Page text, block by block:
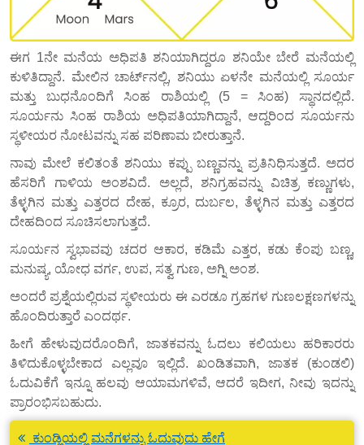
ಈಗ 1ನೇ ಮನೆಯ ಅಧಿಪತಿ ಶನಿಯಾಗಿದ್ದರೂ ಶನಿಯೇ ಬೇರೆ ಮನೆಯಲ್ಲಿ
ಕುಳಿತಿದ್ದಾನೆ. ಮೇಲಿನ ಚಾರ್ಟ್‌ನಲ್ಲಿ, ಶನಿಯು ಏಳನೇ ಮನೆಯಲ್ಲಿ ಸೂರ್ಯ
ಮತ್ತು ಬುಧನೊಂದಿಗೆ ಸಿಂಹ ರಾಶಿಯಲ್ಲಿ (5 = ಸಿಂಹ) ಸ್ಥಾನದಲ್ಲಿದೆ.
ಸೂರ್ಯನು ಸಿಂಹ ರಾಶಿಯ ಅಧಿಪತಿಯಾಗಿದ್ದಾನೆ, ಆದ್ದರಿಂದ ಸೂರ್ಯನು
ಸ್ಥಳೀಯರ ನೋಟವನ್ನು ಸಹ ಪರಿಣಾಮ ಬೀರುತ್ತಾನೆ.
ನಾವು ಮೇಲೆ ಕಲಿತಂತೆ ಶನಿಯು ಕಪ್ಪು ಬಣ್ಣವನ್ನು ಪ್ರತಿನಿಧಿಸುತ್ತದೆ. ಅದರ
ಹೆಸರಿಗೆ ಗಾಳಿಯ ಅಂಶವಿದೆ. ಅಲ್ಲದೆ, ಶನಿಗ್ರಹವನ್ನು ವಿಚಿತ್ರ ಕಣ್ಣುಗಳು,
ತೆಳ್ಳಗಿನ ಮತ್ತು ಎತ್ತರದ ದೇಹ, ಕ್ರೂರ, ದುರ್ಬಲ, ತೆಳ್ಳಗಿನ ಮತ್ತು ಎತ್ತರದ
ದೇಹದಿಂದ ಸೂಚಿಸಲಾಗುತ್ತದೆ.
ಸೂರ್ಯನ ಸ್ವಭಾವವು ಚದರ ಆಕಾರ, ಕಡಿಮೆ ಎತ್ತರ, ಕಡು ಕೆಂಪು ಬಣ್ಣ,
ಮನುಷ್ಯ, ಯೋಧ ವರ್ಗ, ಉಪ, ಸತ್ವ ಗುಣ, ಅಗ್ನಿ ಅಂಶ.
ಅಂದರೆ ಪ್ರಶ್ನೆಯಲ್ಲಿರುವ ಸ್ಥಳೀಯರು ಈ ಎರಡೂ ಗ್ರಹಗಳ ಗುಣಲಕ್ಷಣಗಳನ್ನು
ಹೊಂದಿರುತ್ತಾರೆ ಎಂದರ್ಥ.
ಹೀಗೆ ಹೇಳುವುದರೊಂದಿಗೆ, ಜಾತಕವನ್ನು ಓದಲು ಕಲಿಯಲು ಹರಿಕಾರರು
ತಿಳಿದುಕೊಳ್ಳಬೇಕಾದ ಎಲ್ಲವೂ ಇಲ್ಲಿದೆ. ಖಂಡಿತವಾಗಿ, ಜಾತಕ (ಕುಂಡಲಿ)
ಓದುವಿಕೆಗೆ ಇನ್ನೂ ಹಲವು ಆಯಾಮಗಳಿವೆ, ಆದರೆ ಇದೀಗ, ನೀವು ಇದನ್ನು
ಪ್ರಾರಂಭಿಸಬಹುದು.
ಕುಂಡ್ಲಿಯಲ್ಲಿ ಮನೆಗಳನ್ನು ಓದುವುದು ಹೇಗೆ